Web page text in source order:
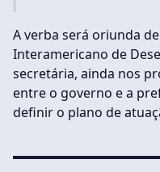
A verba será oriunda
Interamericano de
secretária, ainda nos
entre o governo e a
definir o plano de